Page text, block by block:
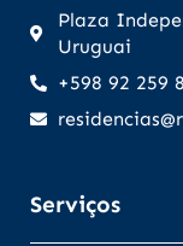
Plaza
Uruguai
+598 92 259
Serviços